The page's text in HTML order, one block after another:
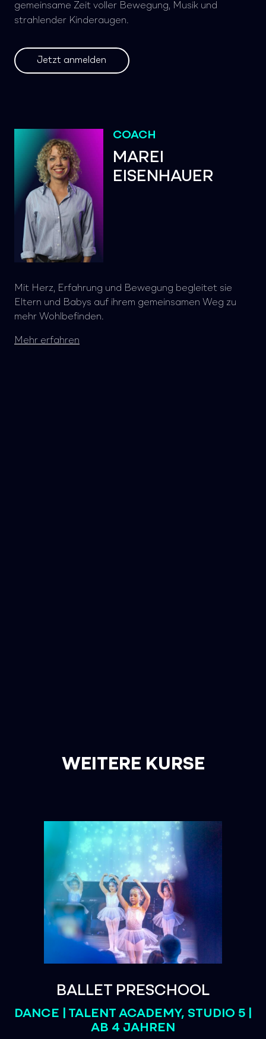
gemeinsame Zeit voller Bewegung, Musik und
strahlender Kinderaugen.
Jetzt anmelden
COACH
MAREI
EISENHAUER
Mit Herz, Erfahrung und Bewegung begleitet sie
Eltern und Babys auf ihrem gemeinsamen Weg zu
mehr Wohlbefinden.
Mehr erfahren
WEITERE KURSE
BALLET PRESCHOOL
DANCE | TALENT ACADEMY, STUDIO 5 |
AB 4 JAHREN